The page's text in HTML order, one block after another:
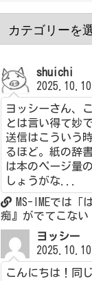
shuichi
2025.10.10
ヨッシーさん、
とは言い得て妙
送信はこういう
るほど。紙の辞
は本のページ量
しょうがな...
MS-IMEでは「
痴』がでてこない
ヨッシー
2025.10.10
こんにちは！同